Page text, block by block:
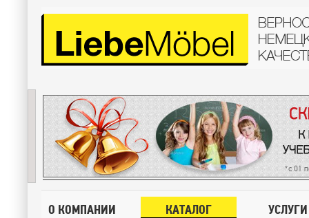
О КОМПАНИИ КАТАЛОГ УСЛУГИ